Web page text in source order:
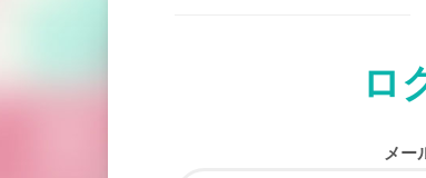
ロ
メー